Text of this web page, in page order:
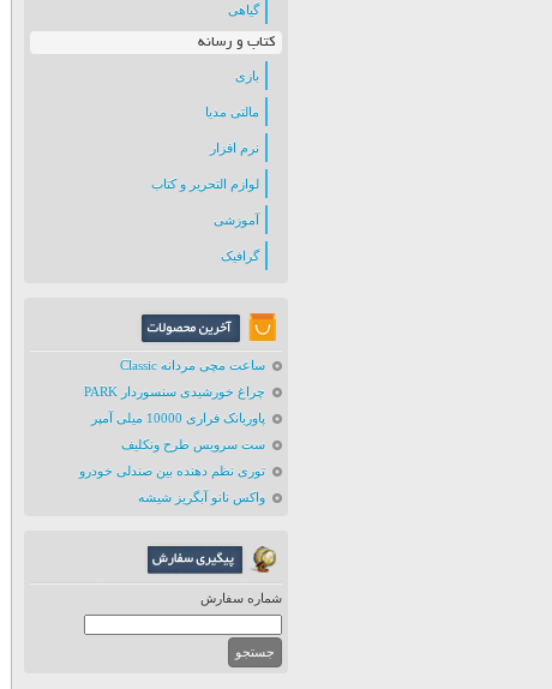
گیاهی
کتاب و رسانه
بازی
مالتی مدیا
نرم افزار
لوازم التحریر و کتاب
آموزشی
گرافیک
ساعت مچی مردانه Classic
چراغ خورشیدی سنسوردار PARK
پاوربانک فراری 10000 میلی آمپر
ست سرویس طرح ونکلیف
توری نظم دهنده بین صندلی خودرو
واکس نانو آبگریز شیشه
شماره سفارش